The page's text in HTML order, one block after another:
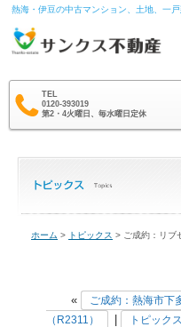
熱海・伊豆の中古マンション、土地、一
TEL
0120-393019
第2・4火曜日、毎水曜日定休
ホーム > トピックス > ご成約：リブ
«
ご成約：熱海市下
（R2311）
トピックス